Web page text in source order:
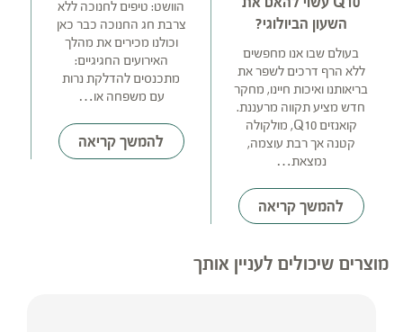
השעון הביולוגי?
בעולם שבו אנו מחפשים
ללא הרף דרכים לשפר את
בריאותנו ואיכות חיינו, מחקר
חדש מציע תקווה מרעננת.
קואנזים Q10, מולקולה
קטנה אך רבת עוצמה,
נמצאת…
להמשך קריאה
הוושט: טיפים לחנוכה ללא
צרבת חג החנוכה כבר כאן
וכולנו מכירים את מהלך
האירועים החגיגיים:
מתכנסים להדלקת נרות
עם משפחה או…
להמשך קריאה
מוצרים שיכולים לעניין אותך